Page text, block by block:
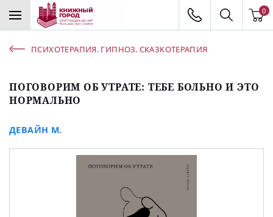
0
ПСИХОТЕРАПИЯ. ГИПНОЗ. СКАЗКОТЕРАПИЯ
ПОГОВОРИМ ОБ УТРАТЕ: ТЕБЕ БОЛЬНО И ЭТО
НОРМАЛЬНО
ДЕВАЙН М.